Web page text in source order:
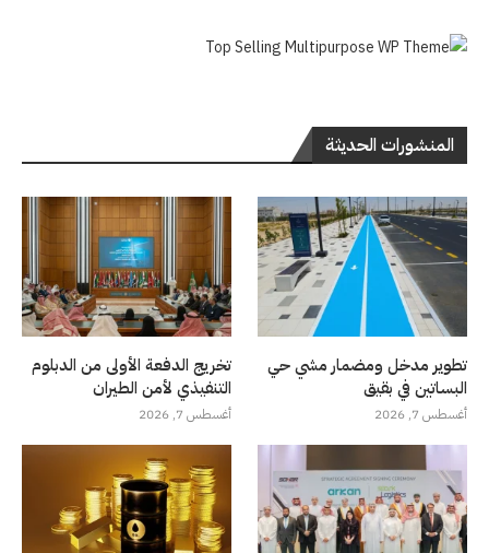
المنشورات الحديثة
تطوير مدخل ومضمار مشي حي
البساتين في بقيق
أغسطس 7, 2026
تخريج الدفعة الأولى من الدبلوم
التنفيذي لأمن الطيران
أغسطس 7, 2026